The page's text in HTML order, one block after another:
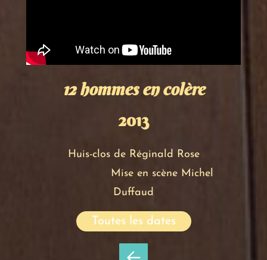
12 hommes en colère
2013
Huis-clos de Réginald Rose
Mise en scène Michel
Duffaud
Toutes les dates